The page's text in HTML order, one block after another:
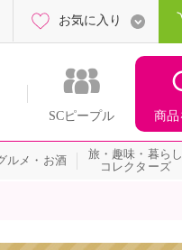
SCピープル 商品
お気に入り
ルメ・お酒
旅・趣味・暮らし
コレクターズ